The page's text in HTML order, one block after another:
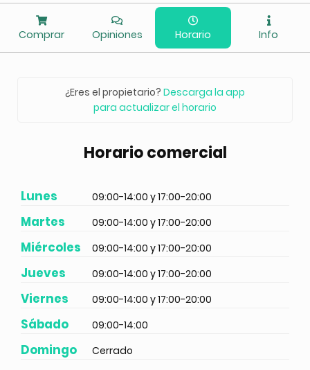
Comprar Opiniones Horario Info
¿Eres el propietario? Descarga la app
para actualizar el horario
Horario comercial
Lunes 09:00-14:00 y 17:00-20:00
Martes 09:00-14:00 y 17:00-20:00
Miércoles 09:00-14:00 y 17:00-20:00
Jueves 09:00-14:00 y 17:00-20:00
Viernes 09:00-14:00 y 17:00-20:00
Sábado 09:00-14:00
Domingo Cerrado